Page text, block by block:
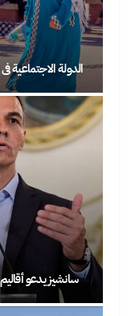
الدولة
سانشيز يدعو